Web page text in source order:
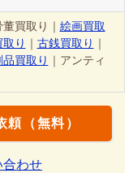
買取り｜ 絵画買取
り ｜ 古銭買取り ｜
買取り ｜アンティ
（無料）
合わせ